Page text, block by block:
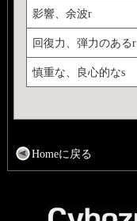
影響、余波r
回復力、弾力のあるr
慎重な、良心的なs
Homeに戻る